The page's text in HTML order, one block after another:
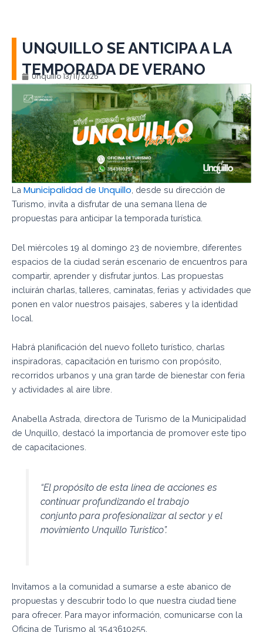
UNQUILLO SE ANTICIPA A LA
TEMPORADA DE VERANO
Unquillo13/11/2025
La Municipalidad de Unquillo , desde su dirección de
Turismo, invita a disfrutar de una semana llena de
propuestas para anticipar la temporada turística.
Del miércoles 19 al domingo 23 de noviembre, diferentes
espacios de la ciudad serán escenario de encuentros para
compartir, aprender y disfrutar juntos. Las propuestas
incluirán charlas, talleres, caminatas, ferias y actividades que
ponen en valor nuestros paisajes, saberes y la identidad
local.
Habrá planificación del nuevo folleto turístico, charlas
inspiradoras, capacitación en turismo con propósito,
recorridos urbanos y una gran tarde de bienestar con feria
y actividades al aire libre.
Anabella Astrada, directora de Turismo de la Municipalidad
de Unquillo, destacó la importancia de promover este tipo
de capacitaciones.
“El propósito de esta línea de acciones es
continuar profundizando el trabajo
conjunto para profesionalizar al sector y el
movimiento Unquillo Turístico”.
Invitamos a la comunidad a sumarse a este abanico de
propuestas y descubrir todo lo que nuestra ciudad tiene
para ofrecer. Para mayor información, comunicarse con la
Oficina de Turismo al 3543610255.